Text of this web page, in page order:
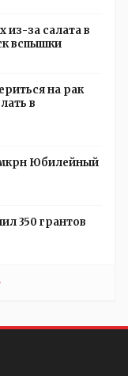
из-за салата в
вспышки
на рак
в
мкрн Юбилейный
350 грантов